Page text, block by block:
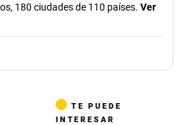
180 ciudades de 110 países. Ver
TE PUEDE
INTERESAR